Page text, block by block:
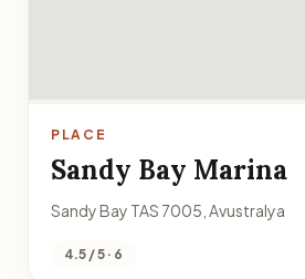
PLACE
Sandy Bay Marina
Sandy Bay TAS 7005, Avustralya
4.5 / 5 · 6